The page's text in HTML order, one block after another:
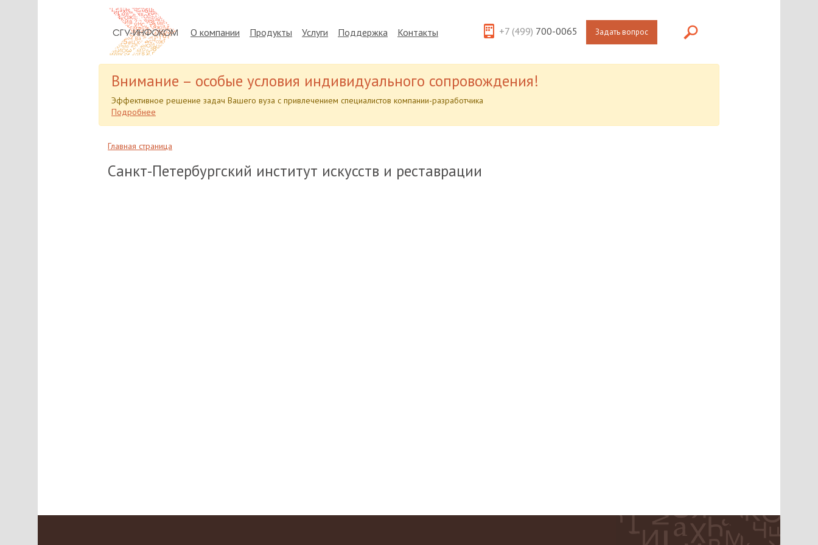
О компании Продукты Услуги Поддержка Контакты +7 (499) 700-0065 Задать вопрос
Внимание – особые условия индивидуального сопровождения!
Эффективное решение задач Вашего вуза с привлечением специалистов компании-разработчика
Подробнее
Главная страница
Санкт-Петербургский институт искусств и реставрации